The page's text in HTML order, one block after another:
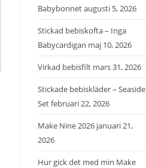
Babybonnetaugusti 5, 2026
Stickad bebiskofta – Inga
Babycardigan maj 10, 2026
Virkad bebisfilt mars 31, 2026
Stickade bebiskläder – Seaside
Setfebruari 22, 2026
Make Nine 2026 januari 21,
2026
Hur gick det med min Make